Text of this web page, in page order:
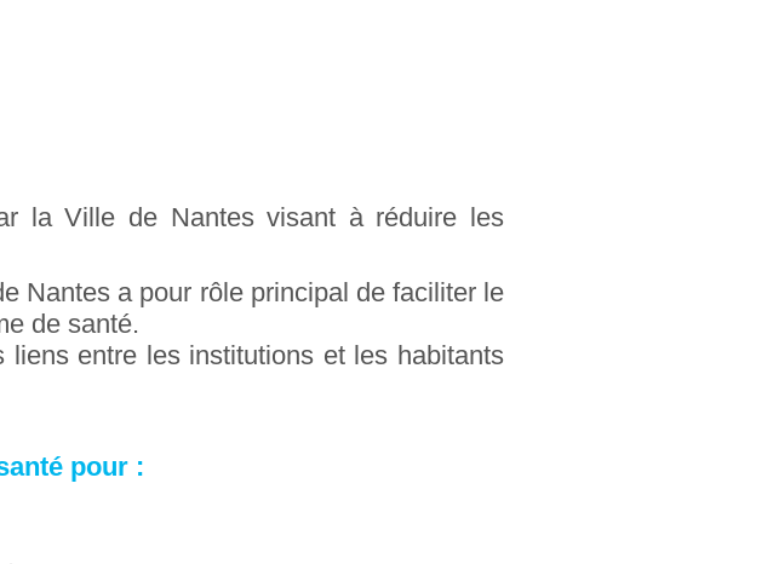
la Ville de Nantes visant à réduire les
Nantes a pour rôle principal de faciliter le
de santé.
entre les institutions et les habitants
pour :